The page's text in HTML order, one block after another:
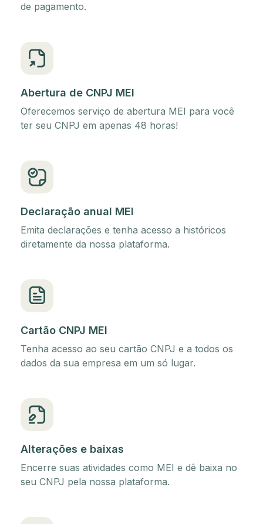
de pagamento.
Abertura de CNPJ MEI
Oferecemos serviço de abertura MEI para você
ter seu CNPJ em apenas 48 horas!
Declaração anual MEI
Emita declarações e tenha acesso a históricos
diretamente da nossa plataforma.
Cartão CNPJ MEI
Tenha acesso ao seu cartão CNPJ e a todos os
dados da sua empresa em um só lugar.
Alterações e baixas
Encerre suas atividades como MEI e dê baixa no
seu CNPJ pela nossa plataforma.